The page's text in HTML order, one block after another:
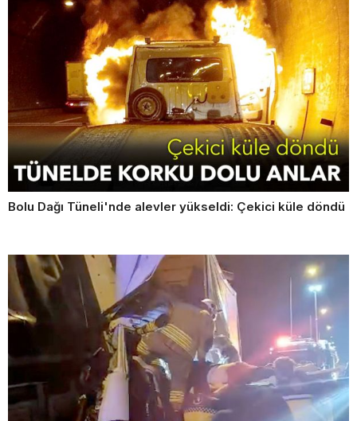
Bolu Dağı Tüneli'nde alevler yükseldi: Çekici küle döndü